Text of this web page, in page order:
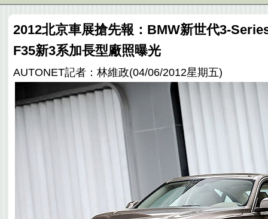
2012北京車展搶先報：BMW新世代3-
F35新3系加長型廠照曝光
AUTONET記者：林維政(04/06/2012星期五)